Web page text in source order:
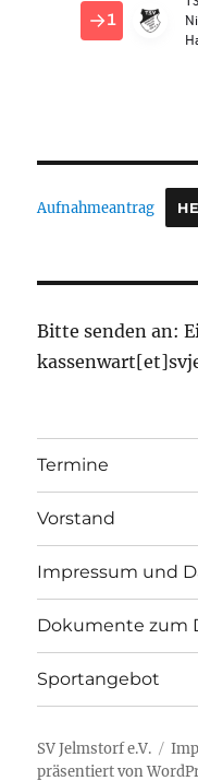
Aufnahmeantrag
Bitte senden an:
Termine
Vorstand
Impressum und
Dokumente zum
Sportangebot
SV Jelmstorf e.V.
präsentiert von